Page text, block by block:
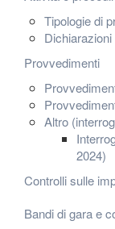
Tipologie di
Provvedimenti
Altro
2024)
Controlli sulle
Bandi di gara e